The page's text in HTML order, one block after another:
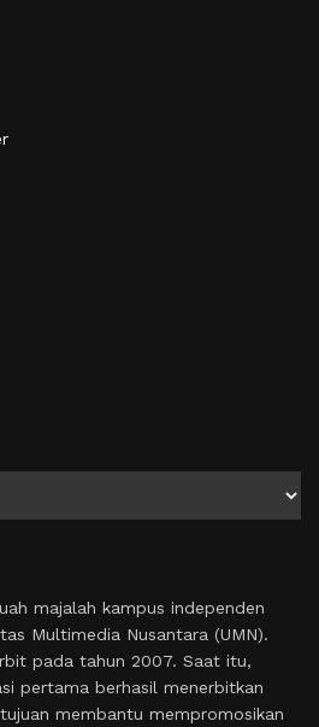
majalah kampus independen
Multimedia Nusantara (UMN).
pada tahun 2007. Saat itu,
pertama berhasil menerbitkan
membantu mempromosikan